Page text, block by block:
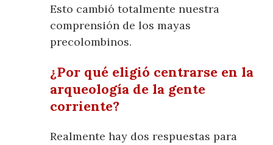
Esto cambió totalmente nuestra
comprensión de los mayas
precolombinos.
¿Por qué eligió centrarse en la
arqueología de la gente
corriente?
Realmente hay dos respuestas para